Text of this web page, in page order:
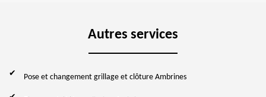
Autres services
Pose et changement grillage et clôture Ambrines